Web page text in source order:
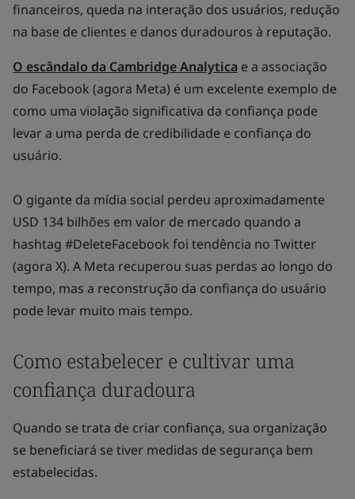
financeiros, queda na interação dos usuários, redução
na base de clientes e danos duradouros à reputação.
O escândalo da Cambridge Analytica e a associação
do Facebook (agora Meta) é um excelente exemplo de
como uma violação significativa da confiança pode
levar a uma perda de credibilidade e confiança do
usuário.
O gigante da mídia social perdeu aproximadamente
USD 134 bilhões em valor de mercado quando a
hashtag #DeleteFacebook foi tendência no Twitter
(agora X). A Meta recuperou suas perdas ao longo do
tempo, mas a reconstrução da confiança do usuário
pode levar muito mais tempo.
Como estabelecer e cultivar uma
confiança duradoura
Quando se trata de criar confiança, sua organização
se beneficiará se tiver medidas de segurança bem
estabelecidas.